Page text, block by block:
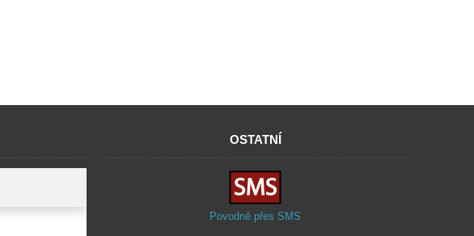
OSTATNÍ
Povodně přes SMS